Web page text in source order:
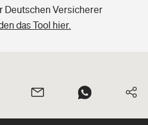
Deutschen Versicherer
das Tool hier.